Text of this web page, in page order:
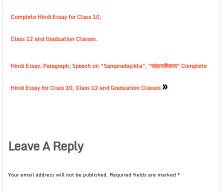
Complete Hindi Essay for Class 10,
Class 12 and Graduation Classes.
Hindi Essay, Paragraph, Speech on “Sampradayikta”, “सांप्रदायिकता” Complete
Hindi Essay for Class 10, Class 12 and Graduation Classes.»
Leave A Reply
Your email address will not be published. Required fields are marked *